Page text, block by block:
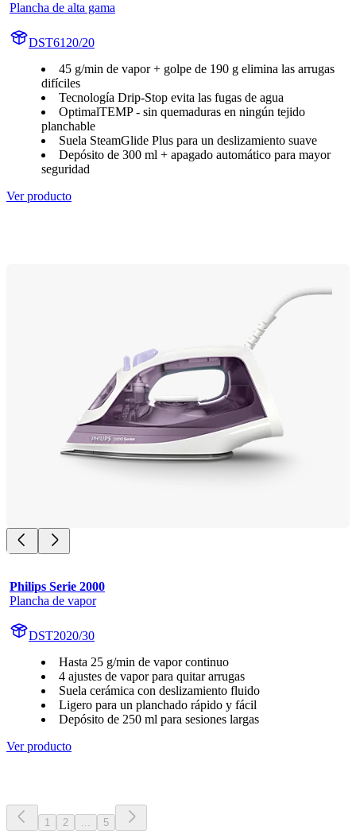
Plancha de alta gama
DST6120/20
45 g/min de vapor + golpe de 190 g elimina las arrugas
difíciles
Tecnología Drip-Stop evita las fugas de agua
OptimalTEMP - sin quemaduras en ningún tejido
planchable
Suela SteamGlide Plus para un deslizamiento suave
Depósito de 300 ml + apagado automático para mayor
seguridad
Ver producto
Philips Serie 2000
Plancha de vapor
DST2020/30
Hasta 25 g/min de vapor continuo
4 ajustes de vapor para quitar arrugas
Suela cerámica con deslizamiento fluido
Ligero para un planchado rápido y fácil
Depósito de 250 ml para sesiones largas
Ver producto
1 2 ... 5